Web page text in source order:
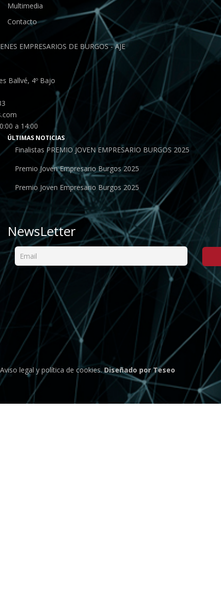
Multimedia
Contacto
EMPRESARIOS DE BURGOS - AJE
Ballvé, 4º Bajo
a 14:00
ÚLTIMAS NOTICIAS
Finalistas PREMIO JOVEN EMPRESARIO BURGOS 2025
Premio Joven Empresario Burgos 2025
Premio Joven Empresario Burgos 2025
NewsLetter
Aviso legal y política de cookies.Diseñado por Teseo